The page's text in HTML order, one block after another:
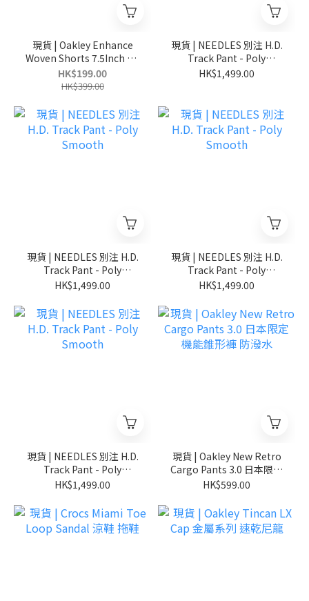
現貨 | Oakley Enhance
Woven Shorts 7.5Inch 3.0
水陸兩用 速乾防曬 日本限
定 短褲
HK$199.00
HK$399.00
現貨 | NEEDLES 別注 H.D.
Track Pant - Poly
Smooth
HK$1,499.00
現貨 | NEEDLES 別注 H.D.
Track Pant - Poly
Smooth
HK$1,499.00
現貨 | NEEDLES 別注 H.D.
Track Pant - Poly
Smooth
HK$1,499.00
現貨 | NEEDLES 別注 H.D.
Track Pant - Poly
Smooth
HK$1,499.00
現貨 | Oakley New Retro
Cargo Pants 3.0 日本限定
機能錐形褲 防潑水
HK$599.00